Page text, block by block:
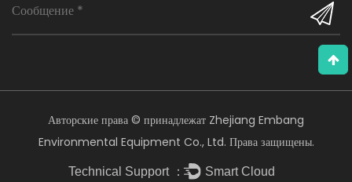
Авторские права © принадлежат Zhejiang Embang
Environmental Equipment Co., Ltd. Права защищены.
Technical Support ： Smart Cloud